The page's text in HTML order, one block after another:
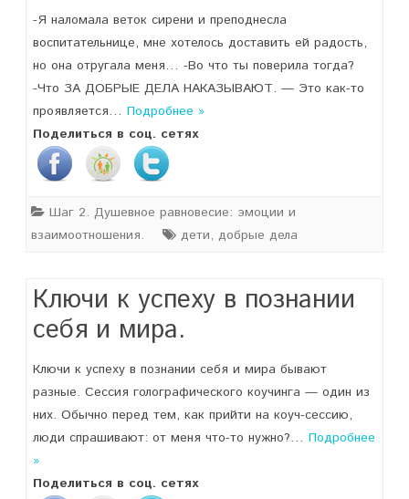
-Я наломала веток сирени и преподнесла
воспитательнице, мне хотелось доставить ей радость,
но она отругала меня… -Во что ты поверила тогда?
-Что ЗА ДОБРЫЕ ДЕЛА НАКАЗЫВАЮТ. — Это как-то
проявляется… Подробнее »
Поделиться в соц. сетях
Шаг 2. Душевное равновесие: эмоции и
взаимоотношения.
дети, добрые дела
Ключи к успеху в познании
себя и мира.
Ключи к успеху в познании себя и мира бывают
разные. Сессия голографического коучинга — один из
них. Обычно перед тем, как прийти на коуч-сессию,
люди спрашивают: от меня что-то нужно?… Подробнее
»
Поделиться в соц. сетях